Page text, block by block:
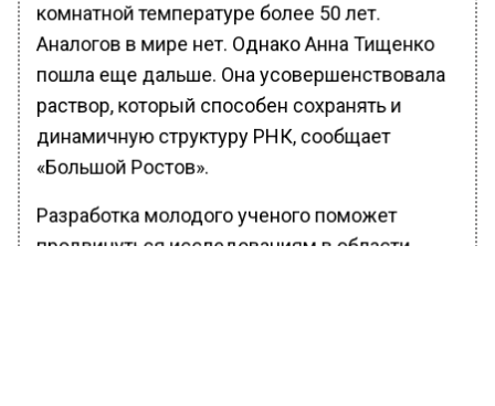
комнатной температуре более 50 лет.
Аналогов в мире нет. Однако Анна Тищенко
пошла еще дальше. Она усовершенствовала
раствор, который способен сохранять и
динамичную структуру РНК, сообщает
«Большой Ростов».
Разработка молодого ученого поможет
продвинуться исследованиям в области